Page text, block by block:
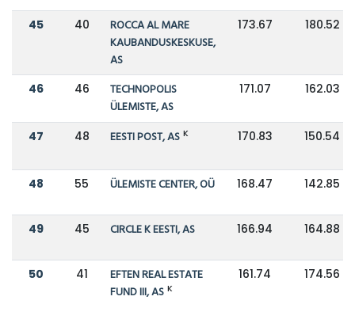
45 40
ROCCA AL MARE
KAUBANDUSKESKUSE,
AS
173.67 180.52
46 46
TECHNOPOLIS
ÜLEMISTE, AS
171.07 162.03
47 48 EESTI POST, AS K 170.83 150.54
48 55 ÜLEMISTE CENTER, OÜ 168.47 142.85
49 45 CIRCLE K EESTI, AS 166.94 164.88
50 41
EFTEN REAL ESTATE
FUND III, AS K
161.74 174.56